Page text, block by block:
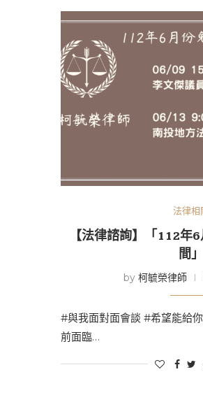
法律相
【法律諮詢】「112年
間」
by柯毓榮律師
#與我面對面會談 #希望能給
前面臨…